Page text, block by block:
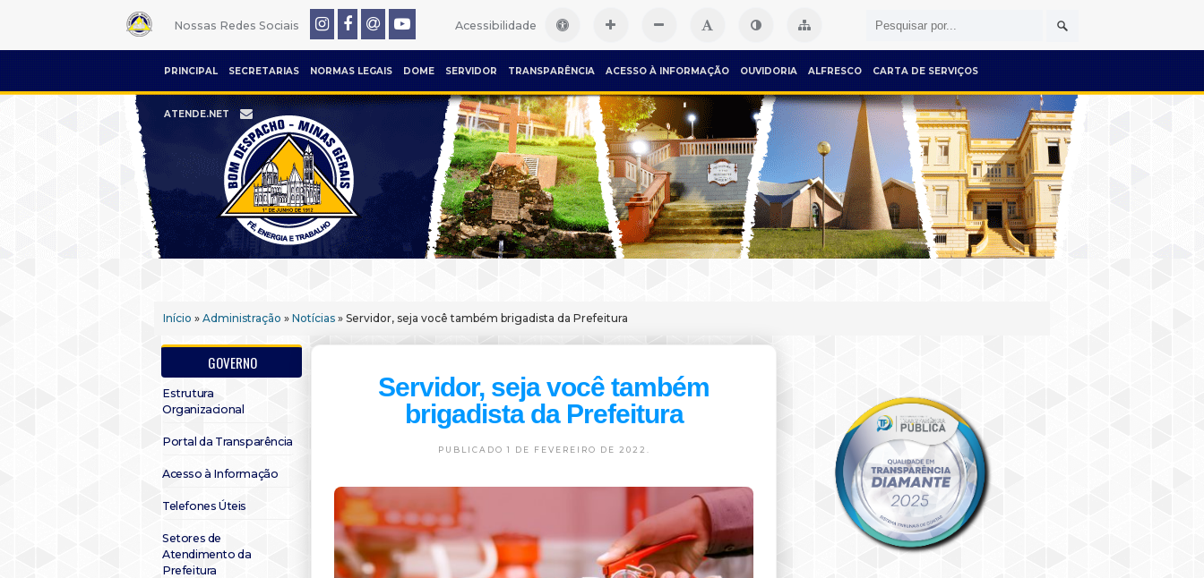
Nossas Redes Sociais Acessibilidade
PRINCIPAL SECRETARIAS NORMAS LEGAIS DOME SERVIDOR TRANSPARÊNCIA ACESSO À INFORMAÇÃO OUVIDORIA ALFRESCO CARTA DE SERVIÇOS
ATENDE.NET
Início » Administração » Notícias » Servidor, seja você também brigadista da Prefeitura
GOVERNO
Estrutura
Organizacional
Portal da Transparência
Acesso à Informação
Telefones Úteis
Setores de
Atendimento da
Prefeitura
Servidor, seja você também
brigadista da Prefeitura
PUBLICADO 1 DE FEVEREIRO DE 2022.